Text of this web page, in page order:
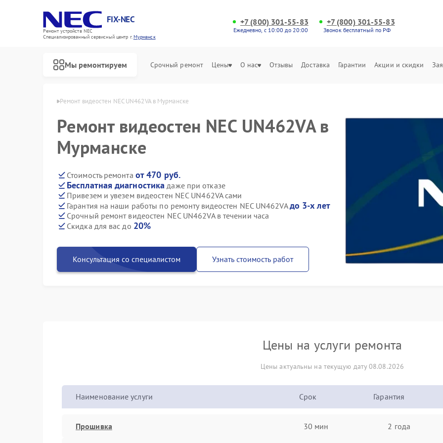
FIX-NEC
Ремонт устройств NEC
Специализированный cервисный центр г.Мурманск
+7 (800) 301-55-83
Ежедневно, с 10:00 до 20:00
+7 (800) 301-55-83
Звонок бесплатный по РФ
Мы ремонтируем Срочный ремонт Цены О нас Отзывы Доставка Гарантии Акции и скидки
Ремонт видеостен NEC UN462VA в Мурманске
Ремонт видеостен NEC UN462VA в
Мурманске
Стоимость ремонта от 470 руб.
Бесплатная диагностика даже при отказе
Привезем и увезем видеостен NEC UN462VA сами
Гарантия на наши работы по ремонту видеостен NEC UN462VAдо 3-х лет
Срочный ремонт видеостен NEC UN462VA в течении часа
Скидка для вас до 20%
Консультация со специалистом Узнать стоимость работ
Цены на услуги ремонта
Цены актуальны на текущую дату 08.08.2026
Наименование услуги Срок Гарантия
Прошивка 30 мин 2 года